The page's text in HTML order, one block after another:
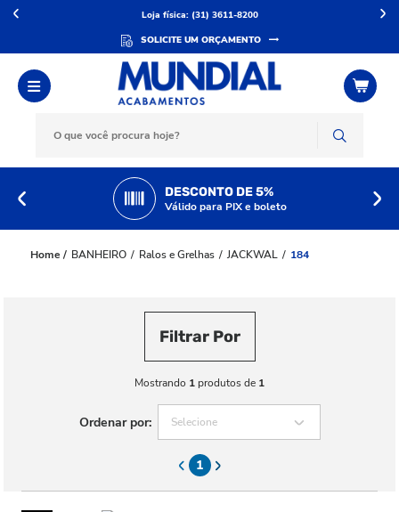
Loja física: (31) 3611-8200
SOLICITE UM ORÇAMENTO
DESCONTO DE 5%
Válido para PIX e boleto
BANHEIRO Ralos e Grelhas JACKWAL 184
Filtrar Por
Mostrando 1 produtos de 1
1
Ordenar por: Selecione